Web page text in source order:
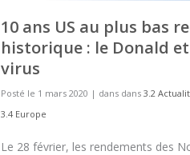
10 ans US au plus bas
historique : le Donald
virus
Posté le 1 mars 2020 | dans dans 3.2
3.4 Europe
Le 28 février, les rendements des